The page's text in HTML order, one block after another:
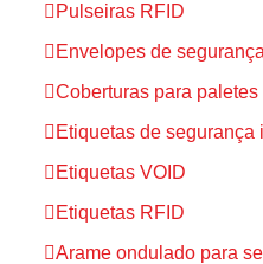
Pulseiras RFID
Envelopes de segurança
Coberturas para paletes
Etiquetas de segurança
Etiquetas VOID
Etiquetas RFID
Arame ondulado para